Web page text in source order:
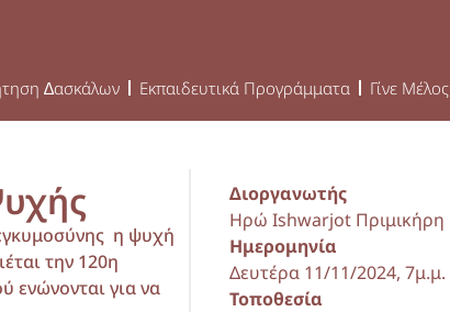
∆ασκάλων Εκπαιδευτικά Προγράμματα Γίνε Μέλος
η ψυχή
την 120η
ενώνονται για να
Διοργανωτής
Ηρώ Ishwarjot Πριμικήρη
Ημερομηνία
Δευτέρα 11/11/2024, 7μ.μ.
Τοποθεσία